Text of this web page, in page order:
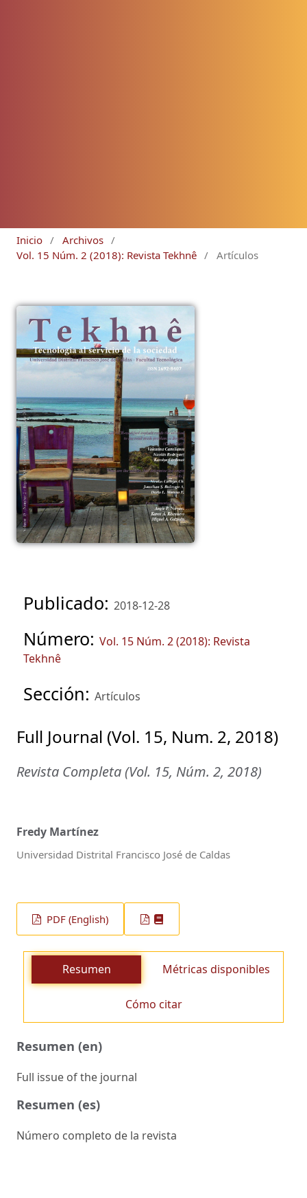
Inicio / Archivos /
Vol. 15 Núm. 2 (2018): Revista Tekhnê / Artículos
Publicado: 2018-12-28
Número: Vol. 15 Núm. 2 (2018): Revista
Tekhnê
Sección: Artículos
Full Journal (Vol. 15, Num. 2, 2018)
Revista Completa (Vol. 15, Núm. 2, 2018)
Fredy Martínez
Universidad Distrital Francisco José de Caldas
PDF (English)
Resumen Métricas disponibles
Cómo citar
Resumen (en)
Full issue of the journal
Resumen (es)
Número completo de la revista